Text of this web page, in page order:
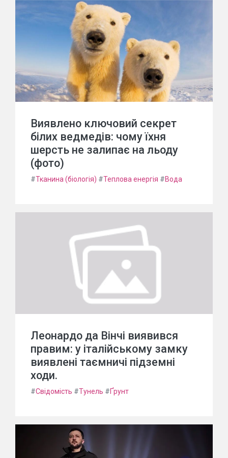
Виявлено ключовий секрет
білих ведмедів: чому їхня
шерсть не залипає на льоду
(фото)
#Тканина (біологія) #Теплова енергія #Вода
Леонардо да Вінчі виявився
правим: у італійському замку
виявлені таємничі підземні
ходи.
#Свідомість #Тунель #Ґрунт